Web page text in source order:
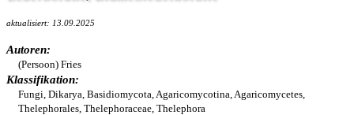
aktualisiert: 13.09.2025
Autoren:
(Persoon) Fries
Klassifikation:
Fungi, Dikarya, Basidiomycota, Agaricomycotina, Agaricomycetes,
Thelephorales, Thelephoraceae, Thelephora